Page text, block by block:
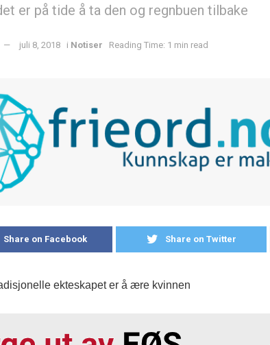
er på tide å ta den og regnbuen tilbake
juli 8, 2018 i Notiser Reading Time: 1 min read
Share on Facebook Share on Twitter
ekteskapet er å ære kvinnen